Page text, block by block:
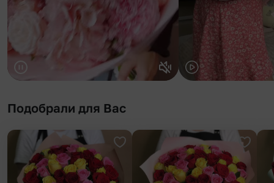
Подобрали для Вас
Добавить в избранное